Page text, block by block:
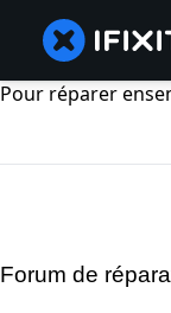
Pour réparer
Forum de